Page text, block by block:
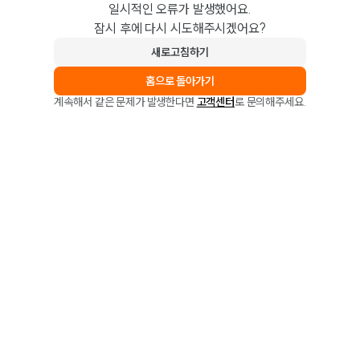
일시적인 오류가 발생했어요.
잠시 후에 다시 시도해주시겠어요?
새로고침하기
홈으로 돌아가기
계속해서 같은 문제가 발생한다면 고객센터로 문의해주세요.